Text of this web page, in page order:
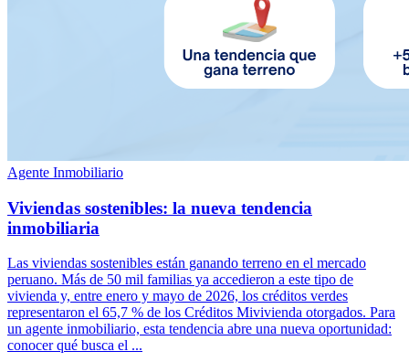
Agente Inmobiliario
Viviendas sostenibles: la nueva tendencia
inmobiliaria
Las viviendas sostenibles están ganando terreno en el mercado
peruano. Más de 50 mil familias ya accedieron a este tipo de
vivienda y, entre enero y mayo de 2026, los créditos verdes
representaron el 65,7 % de los Créditos Mivivienda otorgados. Para
un agente inmobiliario, esta tendencia abre una nueva oportunidad:
conocer qué busca el ...